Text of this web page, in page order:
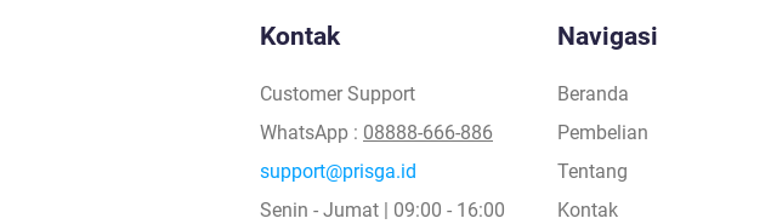
Ruang Bebas Berekspresi
Lebih dari Sekadar Aplikasi
Kontak
Customer Support
WhatsApp : 08888-666-886
support@prisga.id
Senin - Jumat | 09:00 - 16:00
Navigasi
Beranda
Pembelian
Tentang
Kontak